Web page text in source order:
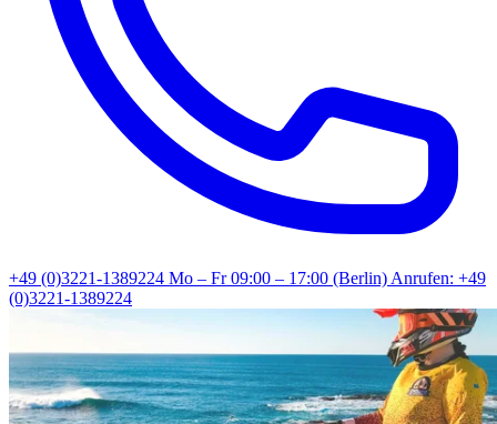
+49 (0)3221-1389224 Mo – Fr 09:00 – 17:00 (Berlin)Anrufen: +49
(0)3221-1389224